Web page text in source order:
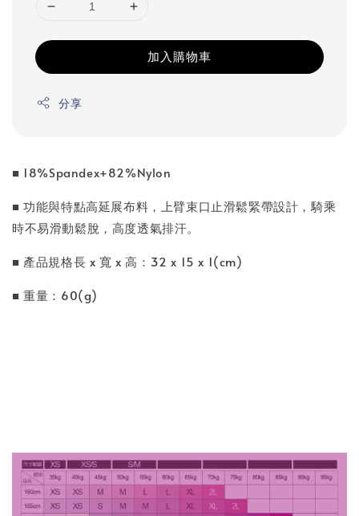
加入購物車
分享
■ 18%Spandex+82%Nylon
■ 功能與特點高延展布料，上臂束口止滑鬆緊帶設計，騎乘
時不易滑動鬆脫，高度透氣排汗。
■ 產品規格長 x 寬 x 高：32 x 15 x 1(cm)
■ 重量：60(g)